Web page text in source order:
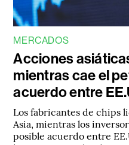
MERCADOS
Acciones
mientras cae el
acuerdo entre
Los fabricantes de chips
Asia, mientras los
posible acuerdo entre